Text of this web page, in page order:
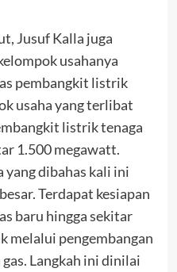
Jusuf Kalla juga
usahanya
pembangkit listrik
usaha yang terlibat
listrik tenaga
1.500 megawatt.
yang dibahas kali ini
Terdapat kesiapan
baru hingga sekitar
melalui pengembangan
Langkah ini dinilai